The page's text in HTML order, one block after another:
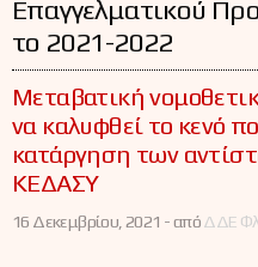
Επαγγελματικού
το 2021-2022
Μεταβατική
να καλυφθεί το κενό
κατάργηση των
ΚΕΔΑΣΥ
16 Δεκεμβρίου, 2021 -απόΔΔΕ